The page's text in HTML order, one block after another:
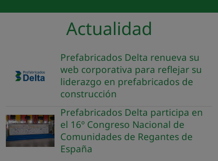
Actualidad
Prefabricados Delta renueva su
web corporativa para reflejar su
liderazgo en prefabricados de
construcción
Prefabricados Delta participa en
el 16º Congreso Nacional de
Comunidades de Regantes de
España